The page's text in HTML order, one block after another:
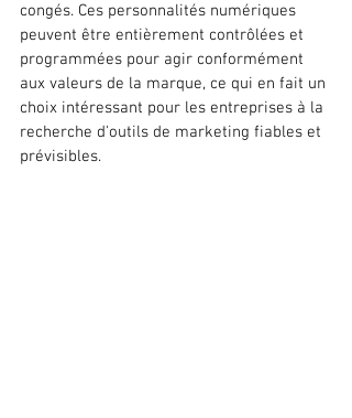
congés. Ces personnalités numériques
peuvent être entièrement contrôlées et
programmées pour agir conformément
aux valeurs de la marque, ce qui en fait un
choix intéressant pour les entreprises à la
recherche d'outils de marketing fiables et
prévisibles.